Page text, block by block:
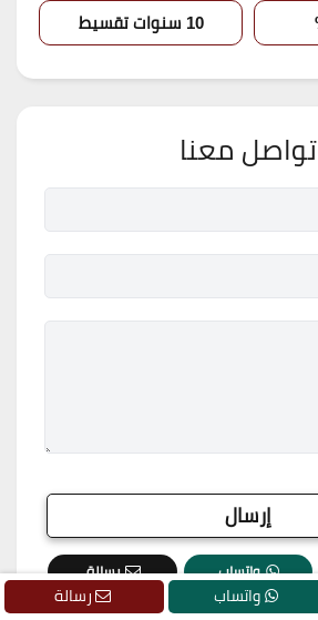
10 سنوات تقسيط
تواصل معنا
واتساب رسالة
واتساب رسالة